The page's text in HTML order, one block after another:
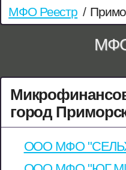
МФО Реестр /
город
ООО МФО